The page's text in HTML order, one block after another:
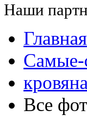
Наши
Главная
Самые-
Все